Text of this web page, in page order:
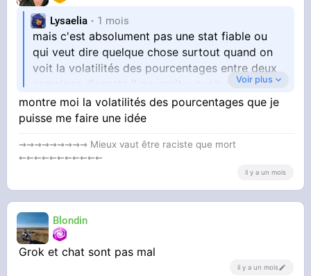
Lysaelia 1 mois
mais c'est absolument pas une stat fiable ou
qui veut dire quelque chose surtout quand on
voit la volatilités des pourcentages entre deux
semaines d'ecarts il pourrait y avoir de
multiples raisons faire un topic en tirant des
conclusions sur ça c'est debile
Voir plus
montre moi la volatilités des pourcentages que je
puisse me faire une idée
⇝⇝⇝⇝⇝⇝⇝⇝⇝ Mieux vaut être raciste que mort
⇜⇜⇜⇜⇜⇜⇜⇜⇜⇜⇜
il y a un mois
Blondin
Grok et chat sont pas mal
il y a un mois